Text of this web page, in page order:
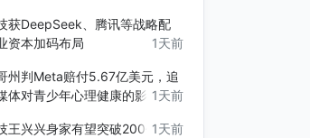
1天前
获DeepSeek、腾讯等战略配
资本加码布局
1天前
州判Meta赔付5.67亿美元，追
体对青少年心理健康的影响
1天前
王兴兴身家有望突破200亿元